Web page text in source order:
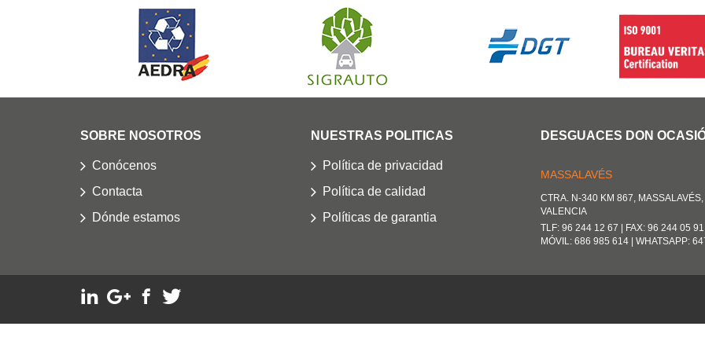
JTDKB20U107841320
1nzfxe
SOBRE NOSOTROS
Conócenos
Contacta
Dónde estamos
NUESTRAS POLITICAS
Política de privacidad
Política de calidad
Políticas de garantia
DESGUACES DON
MASSALAVÉS
CTRA. N-340 KM 867,
VALENCIA
TLF: 96 244 12 67 | FAX: 96 244 05 91
MÓVIL: 686 985 614 | WHATSAPP: